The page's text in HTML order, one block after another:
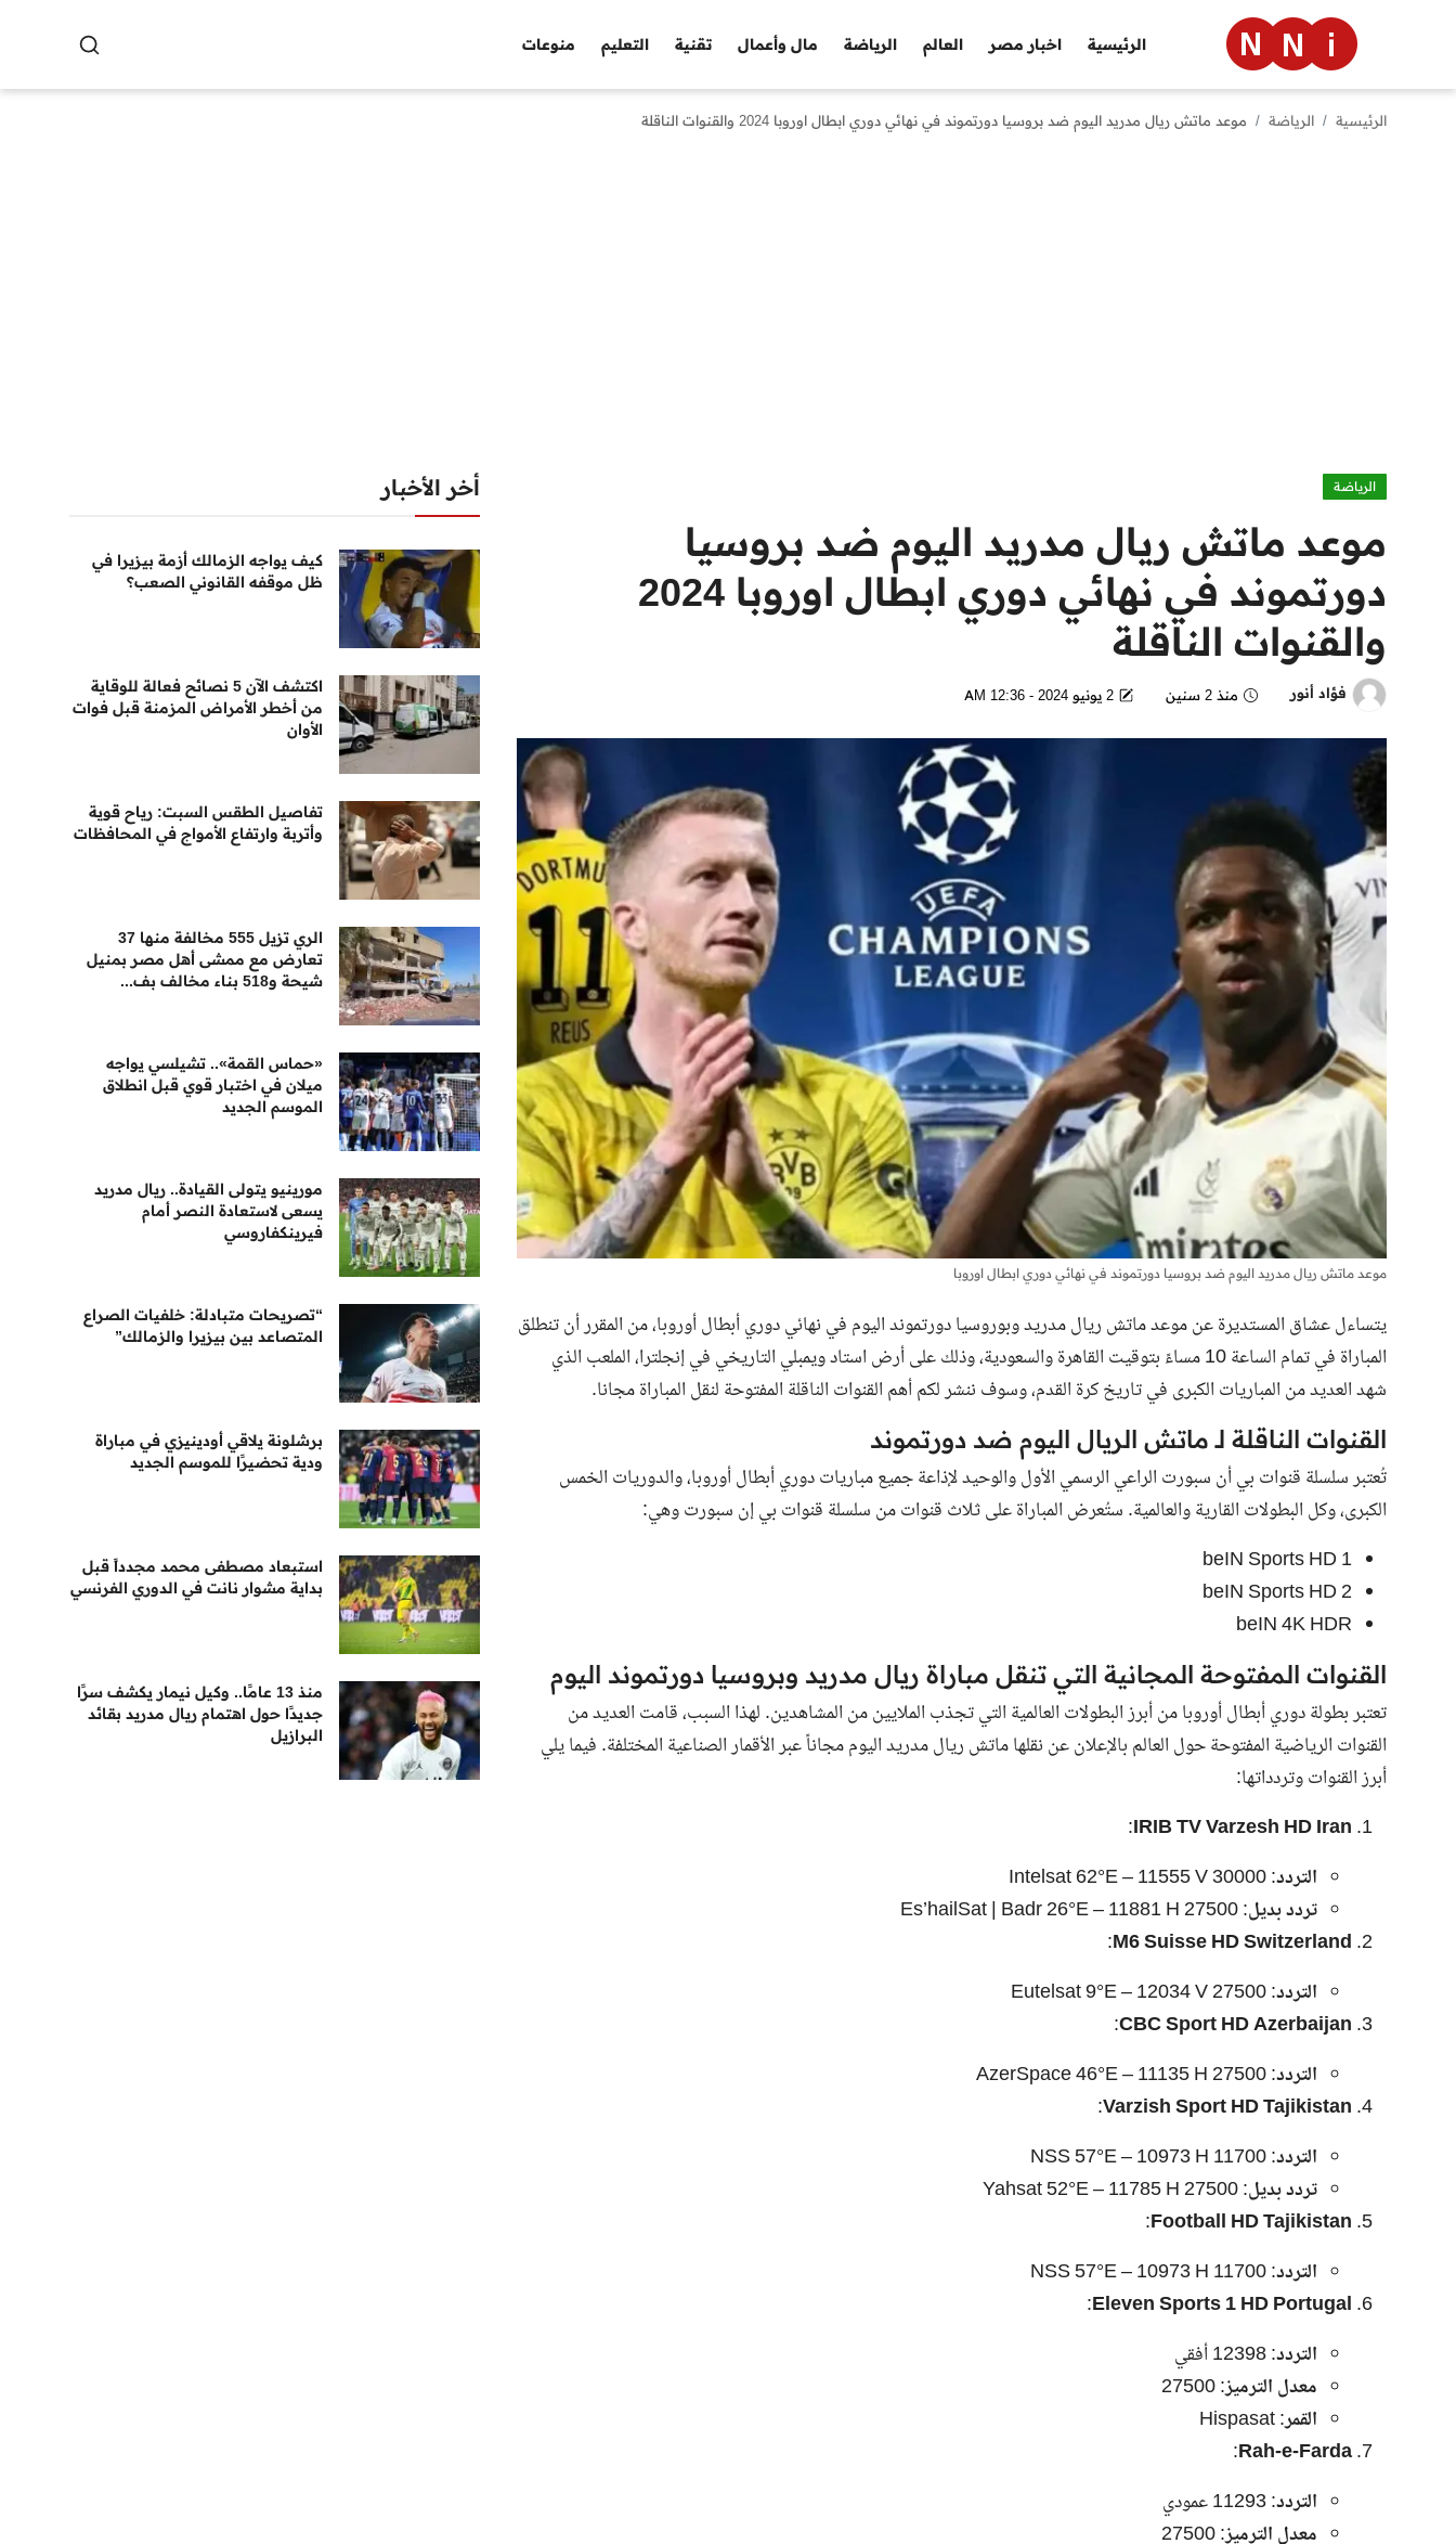
الرئيسية اخبار مصر العالم الرياضة مال وأعمال تقنية التعليم منوعات
منوعات
الرئيسية الرياضة موعد ماتش ريال مدريد اليوم ضد بروسيا دورتموند في نهائي دوري ابطال اوروبا 2024 والقنوات الناقلة
الرياضة
موعد ماتش ريال مدريد اليوم ضد بروسيا
دورتموند في نهائي دوري ابطال اوروبا 2024
والقنوات الناقلة
فؤاد أنور منذ 2 سنين 2 يونيو 2024 - 12:36 AM
موعد ماتش ريال مدريد اليوم ضد بروسيا دورتموند في نهائي دوري ابطال اوروبا
يتساءل عشاق المستديرة عن موعدماتش ريال مدريد وبوروسيا دورتموند اليوم في نهائي دوري أبطال أوروبا، من المقرر أن تنطلق
المباراة في تمام الساعة 10 مساءً بتوقيت القاهرة والسعودية، وذلك على أرض استاد ويمبلي التاريخي في إنجلترا، الملعب الذي
شهد العديد من المباريات الكبرى في تاريخ كرة القدم، وسوف ننشر لكم أهم القنوات الناقلة المفتوحة لنقل المباراة مجانا.
القنوات الناقلة لـ ماتش الريال اليوم ضد دورتموند
تُعتبر سلسلة قنوات بي أن سبورت الراعي الرسمي الأول والوحيد لإذاعة جميع مباريات دوري أبطال أوروبا، والدوريات الخمس
الكبرى، وكل البطولات القارية والعالمية. ستُعرض المباراة على ثلاث قنوات من سلسلة قنوات بي إن سبورت وهي:
beIN Sports HD 1
beIN Sports HD 2
beIN 4K HDR
القنوات المفتوحة المجانية التي تنقل مباراة ريال مدريد وبروسيا دورتموند اليوم
تعتبر بطولة دوري أبطال أوروبا من أبرز البطولات العالمية التي تجذب الملايين من المشاهدين. لهذا السبب، قامت العديد من
القنوات الرياضية المفتوحة حول العالم بالإعلان عن نقلها ماتش ريال مدريد اليوم مجاناًعبر الأقمار الصناعية المختلفة. فيما يلي
أبرز القنوات وتردداتها:
IRIB TV Varzesh HD Iran
:
التردد: Intelsat 62°E – 11555 V 30000
تردد بديل: Es’hailSat | Badr 26°E – 11881 H 27500
M6 Suisse HD Switzerland
:
التردد: Eutelsat 9°E – 12034 V 27500
CBC Sport HD Azerbaijan
:
التردد: AzerSpace 46°E – 11135 H 27500
Varzish Sport HD Tajikistan
:
التردد: NSS 57°E – 10973 H 11700
تردد بديل: Yahsat 52°E – 11785 H 27500
Football HD Tajikistan
:
التردد: NSS 57°E – 10973 H 11700
Eleven Sports 1 HD Portugal
:
التردد: 12398 أفقي
معدل الترميز: 27500
القمر: Hispasat
Rah-e-Farda
:
التردد: 11293 عمودي
معدل الترميز: 27500
أخر الأخبار
كيف يواجه الزمالك أزمة بيزيرا في
ظل موقفه القانوني الصعب؟
اكتشف الآن 5 نصائح فعالة للوقاية
من أخطر الأمراض المزمنة قبل فوات
الأوان
تفاصيل الطقس السبت: رياح قوية
وأتربة وارتفاع الأمواج في المحافظات
الري تزيل 555 مخالفة منها 37
تعارض مع ممشى أهل مصر بمنيل
شيحة و518 بناء مخالف بف...
«حماس القمة».. تشيلسي يواجه
ميلان في اختبار قوي قبل انطلاق
الموسم الجديد
مورينيو يتولى القيادة.. ريال مدريد
يسعى لاستعادة النصر أمام
فيرينكفاروسي
“تصريحات متبادلة: خلفيات الصراع
المتصاعد بين بيزيرا والزمالك”
برشلونة يلاقي أودينيزي في مباراة
ودية تحضيرًا للموسم الجديد
استبعاد مصطفى محمد مجدداً قبل
بداية مشوار نانت في الدوري الفرنسي
منذ 13 عامًا.. وكيل نيمار يكشف سرًا
جديدًا حول اهتمام ريال مدريد بقائد
البرازيل